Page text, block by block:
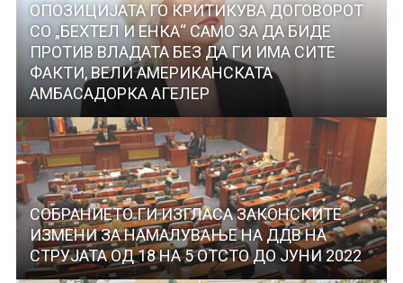
ОПОЗИЦИЈАТА ГО КРИТИКУВА ДОГОВОРОТ
СО „БЕХТЕЛ И ЕНКА“ САМО ЗА ДА БИДЕ
ПРОТИВ ВЛАДАТА БЕЗ ДА ГИ ИМА СИТЕ
ФАКТИ, ВЕЛИ АМЕРИКАНСКАТА
АМБАСАДОРКА АГЕЛЕР
СОБРАНИЕТО ГИ ИЗГЛАСА ЗАКОНСКИТЕ
ИЗМЕНИ ЗА НАМАЛУВАЊЕ НА ДДВ НА
СТРУЈАТА ОД 18 НА 5 ОТСТО ДО ЈУНИ 2022